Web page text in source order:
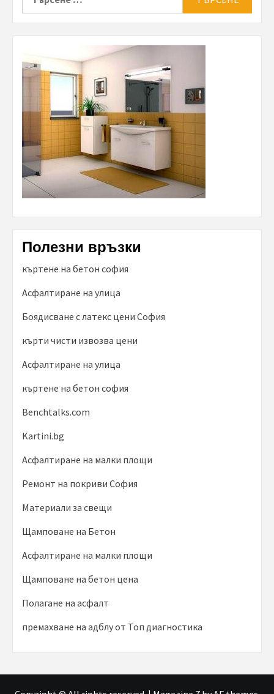
Полезни връзки
къртене на бетон софия
Асфалтиране на улица
Боядисване с латекс цени София
кърти чисти извозва цени
Асфалтиране на улица
къртене на бетон софия
Benchtalks.com
Kartini.bg
Асфалтиране на малки площи
Ремонт на покриви София
Материали за свещи
Щамповане на Бетон
Асфалтиране на малки площи
Щамповане на бетон цена
Полагане на асфалт
премахване на адблу от Топ диагностика